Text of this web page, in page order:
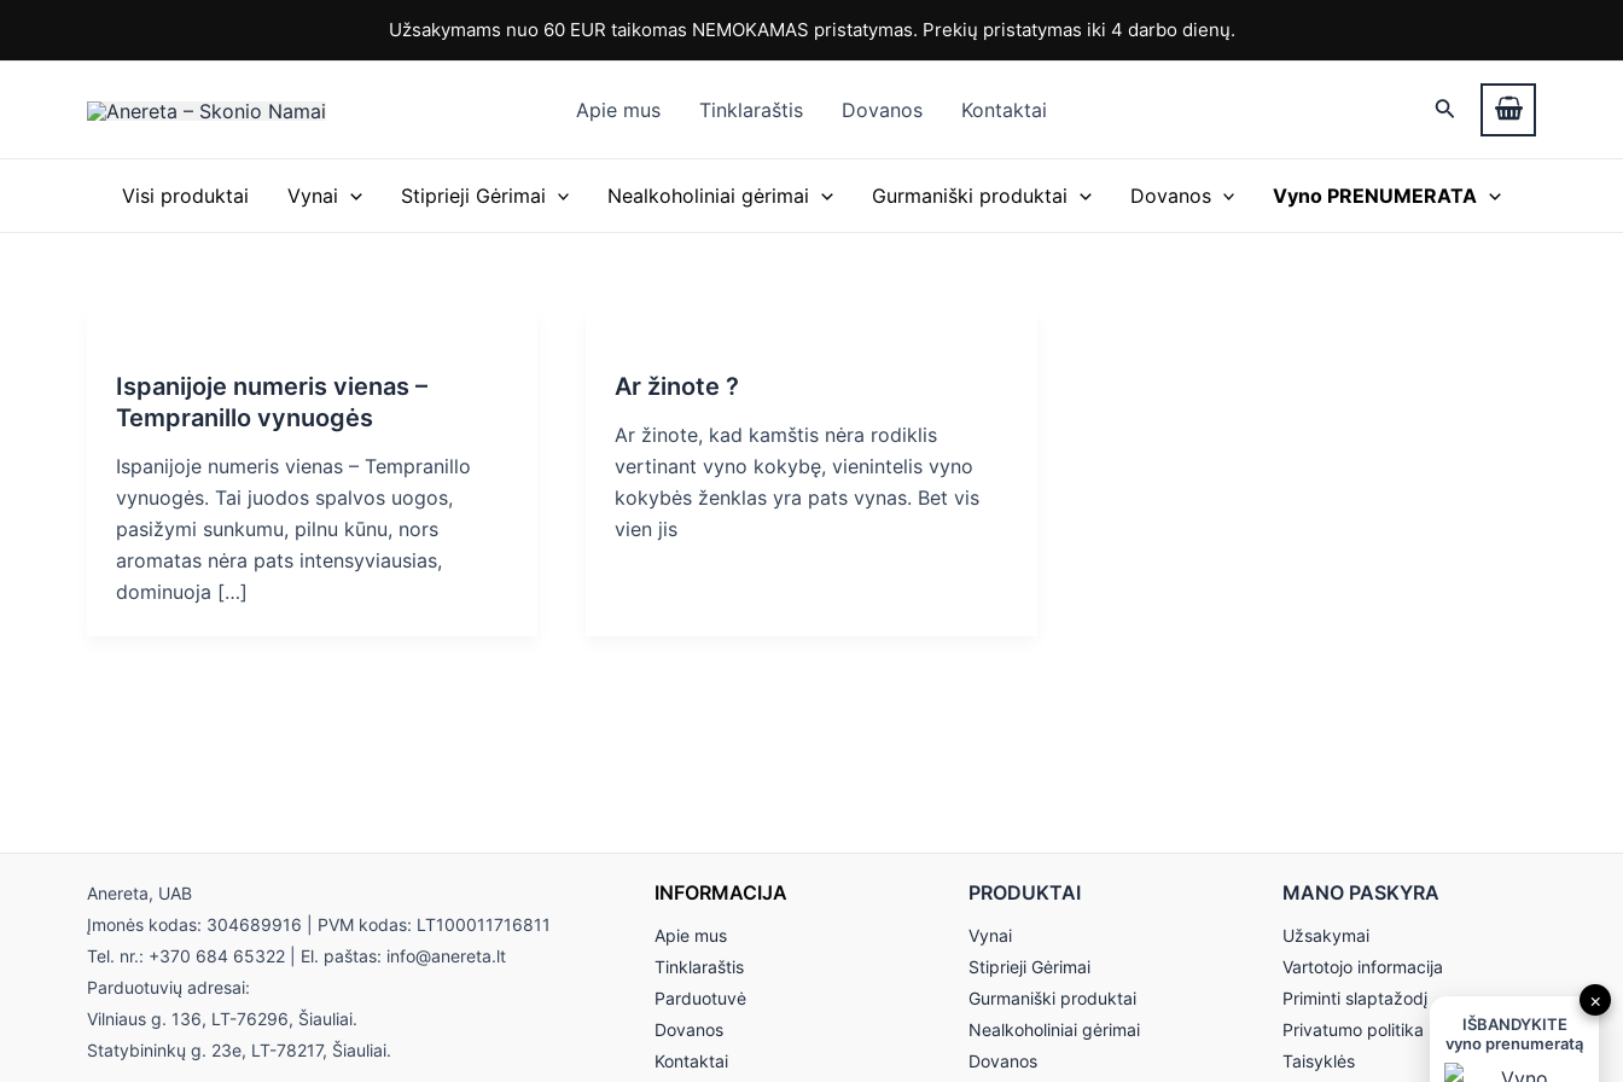
Užsakymams nuo 60 EUR taikomas NEMOKAMAS pristatymas. Prekių pristatymas iki 4 darbo dienų.
Apie mus Tinklaraštis Dovanos Kontaktai Paieška
Visi produktai Vynai Stiprieji Gėrimai Nealkoholiniai gėrimai Gurmaniški produktai Dovanos Vyno PRENUMERATA
Ispanijoje numeris vienas –
Tempranillo vynuogės
Ispanijoje numeris vienas – Tempranillo
vynuogės. Tai juodos spalvos uogos,
pasižymi sunkumu, pilnu kūnu, nors
aromatas nėra pats intensyviausias,
dominuoja […]
Ar žinote ?
Ar žinote, kad kamštis nėra rodiklis
vertinant vyno kokybę, vienintelis vyno
kokybės ženklas yra pats vynas. Bet vis
vien jis
Anereta, UAB
Įmonės kodas: 304689916 | PVM kodas: LT100011716811
Tel. nr.: +370 684 65322 | El. paštas: info@anereta.lt
Parduotuvių adresai:
Vilniaus g. 136, LT-76296, Šiauliai.
Statybininkų g. 23e, LT-78217, Šiauliai.
INFORMACIJA
Apie mus
Tinklaraštis
Parduotuvė
Dovanos
Kontaktai
PRODUKTAI
Vynai
Stiprieji Gėrimai
Gurmaniški produktai
Nealkoholiniai gėrimai
Dovanos
MANO PASKYRA
Užsakymai
Vartotojo informacija
Priminti slaptažodį
Privatumo politika
Taisyklės
×
IŠBANDYKITE
vyno prenumeratą